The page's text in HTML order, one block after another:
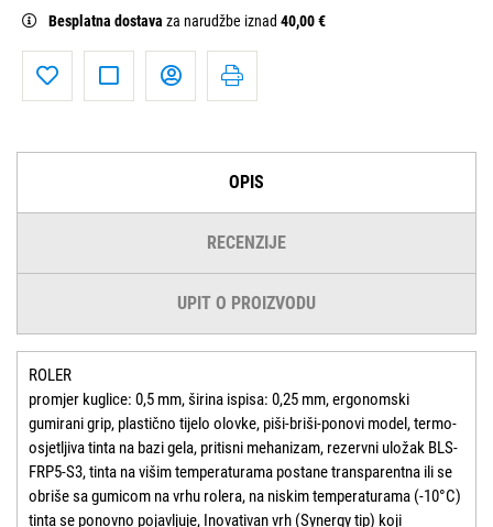
Besplatna dostava za narudžbe iznad 40,00 €
OPIS
RECENZIJE
UPIT O PROIZVODU
ROLER
promjer kuglice: 0,5 mm, širina ispisa: 0,25 mm, ergonomski
gumirani grip, plastično tijelo olovke, piši-briši-ponovi model, termo-
osjetljiva tinta na bazi gela, pritisni mehanizam, rezervni uložak BLS-
FRP5-S3, tinta na višim temperaturama postane transparentna ili se
obriše sa gumicom na vrhu rolera, na niskim temperaturama (-10°C)
tinta se ponovno pojavljuje, Inovativan vrh (Synergy tip) koji